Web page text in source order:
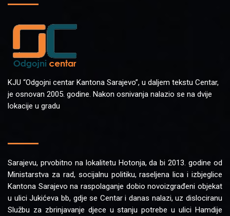
KJU “Odgojni centar Kantona Sarajevo”, u daljem tekstu Centar,
je osnovan 2005. godine. Nakon osnivanja nalazio se na dvije
lokacije u gradu
Sarajevu, prvobitno na lokalitetu Hotonja, da bi 2013. godine od
Ministarstva za rad, socijalnu politiku, raseljena lica i izbjeglice
Kantona Sarajevo na raspolaganje dobio novoizgrađeni objekat
u ulici Jukićeva bb, gdje se Centar i danas nalazi, uz dislociranu
Službu za zbrinjavanje djece u stanju potrebe u ulici Hamdije